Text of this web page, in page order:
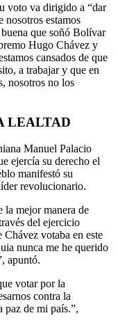
voto va dirigido a “dar
nosotros estamos
que soñó Bolívar
Hugo Chávez y
cansados de que
a trabajar y que en
nosotros no los
LEALTAD
Manuel Palacio
ejercía su derecho el
manifestó su
revolucionario.
la mejor manera de
del ejercicio
votaba en este
nunca me he querido
apuntó.
votar por la
contra la
de mi país.”,